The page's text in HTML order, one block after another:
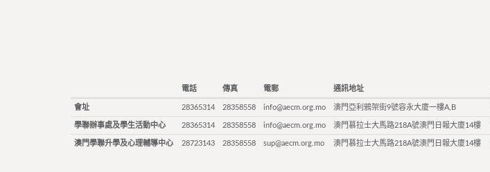
電話 傳真 電郵 通訊地址
會址 28365314 28358558 info@aecm.org.mo 澳門亞利鴉架街9號容永大廈一樓A,B
學聯辦事處及學生活動中心 28365314 28358558 info@aecm.org.mo 澳門慕拉士大馬路218A號澳門日報大廈14樓
澳門學聯升學及心理輔導中心 28723143 28358558 sup@aecm.org.mo 澳門慕拉士大馬路218A號澳門日報大廈14樓